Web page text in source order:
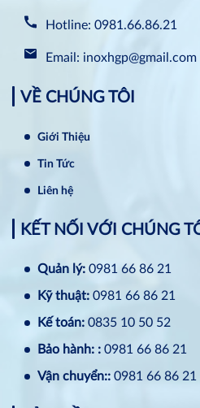
Hotline: 0981.66.86.21
Email: inoxhgp@gmail.com
VỀ CHÚNG TÔI
Giới Thiệu
Tin Tức
Liên hệ
KẾT NỐI VỚI CHÚNG
Quản lý: 0981 66 86 21
Kỹ thuật: 0981 66 86 21
Kế toán: 0835 10 50 52
Bảo hành: : 0981 66 86 21
Vận chuyển:: 0981 66 86 21